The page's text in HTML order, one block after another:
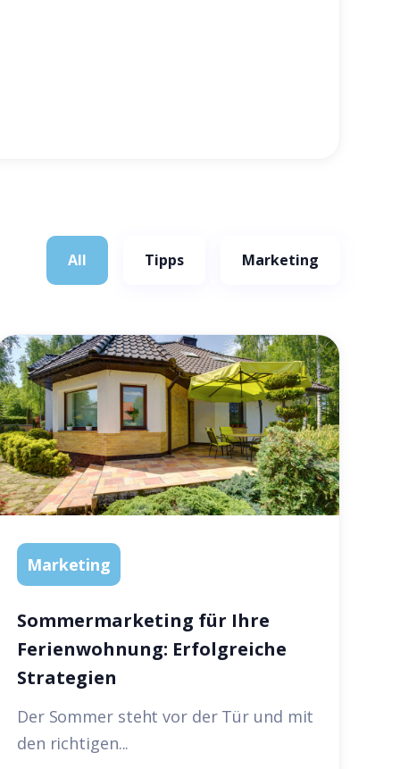
All Tipps Marketing
Marketing
Sommermarketing für Ihre
Ferienwohnung: Erfolgreiche
Strategien
Der Sommer steht vor der Tür und mit
den richtigen...